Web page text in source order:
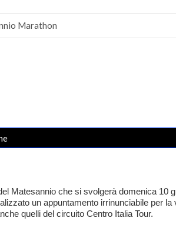
Marathon
Matesannio che si svolgerà domenica 10
un appuntamento irrinunciabile per
quelli del circuito Centro Italia Tour.